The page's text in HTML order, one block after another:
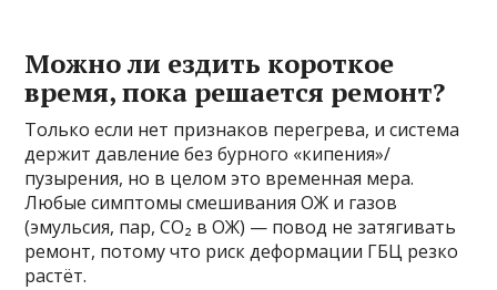
Можно ли ездить короткое
время, пока решается ремонт?
Только если нет признаков перегрева, и система
держит давление без бурного «кипения»/
пузырения, но в целом это временная мера.
Любые симптомы смешивания ОЖ и газов
(эмульсия, пар, CO₂ в ОЖ) — повод не затягивать
ремонт, потому что риск деформации ГБЦ резко
растёт.